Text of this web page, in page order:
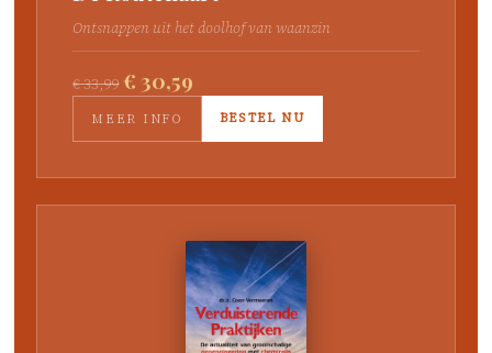
Ontsnappen uit het doolhof van waanzin
€ 33,99 € 30,59
MEER INFO BESTEL NU